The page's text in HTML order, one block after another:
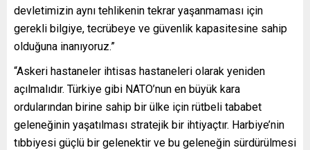
devletimizin aynı tehlikenin tekrar yaşanmaması için
gerekli bilgiye, tecrübeye ve güvenlik kapasitesine sahip
olduğuna inanıyoruz.”
“Askeri hastaneler ihtisas hastaneleri olarak yeniden
açılmalıdır. Türkiye gibi NATO’nun en büyük kara
ordularından birine sahip bir ülke için rütbeli tababet
geleneğinin yaşatılması stratejik bir ihtiyaçtır. Harbiye’nin
tıbbiyesi güçlü bir gelenektir ve bu geleneğin sürdürülmesi